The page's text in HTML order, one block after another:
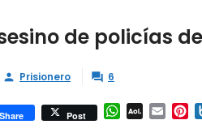
de policías
 Prisionero  6
Share Post WhatsApp
AOL Email